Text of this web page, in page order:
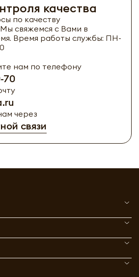
качества
по качеству
свяжемся с Вами в
Время работы службы: ПН-
нам по телефону
70
через
связи